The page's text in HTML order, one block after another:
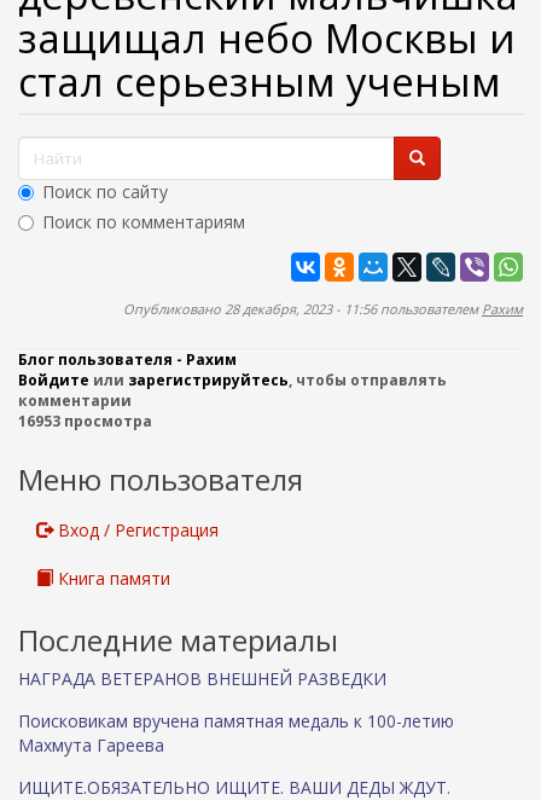
защищал небо Москвы и
стал серьезным ученым
Ф
о
р
и
с
к
а
Поиск по сайту
Поиск по комментариям
Опубликовано 28 декабря, 2023 - 11:56 пользователем Рахим
Блог пользователя - Рахим
Войдите или зарегистрируйтесь, чтобы отправлять
комментарии
16953 просмотра
Меню пользователя
Вход / Регистрация
Книга памяти
Последние материалы
НАГРАДА ВЕТЕРАНОВ ВНЕШНЕЙ РАЗВЕДКИ
Поисковикам вручена памятная медаль к 100-летию
Махмута Гареева
ИЩИТЕ.ОБЯЗАТЕЛЬНО ИЩИТЕ. ВАШИ ДЕДЫ ЖДУТ.